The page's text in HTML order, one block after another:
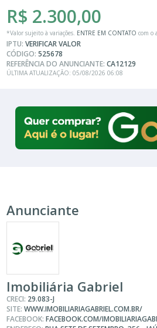
R$ 2.300,00
*Valor sujeito à variações. ENTRE EM CONTATO com o
IPTU:VERIFICAR VALOR
CÓDIGO:525678
REFERÊNCIA DO ANUNCIANTE:CA12129
ÚLTIMA ATUALIZAÇÃO: 05/08/2026 06:08
Anunciante
Imobiliária Gabriel
CRECI: 29.083-J
SITE:WWW.IMOBILIARIAGABRIEL.COM.BR/
FACEBOOK:FACEBOOK.COM/